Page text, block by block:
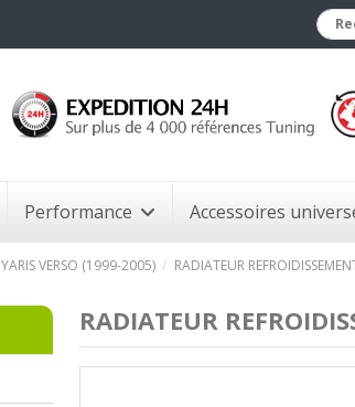
Performance Accessoires
YARIS VERSO (1999-2005) RADIATEUR
RADIATEUR